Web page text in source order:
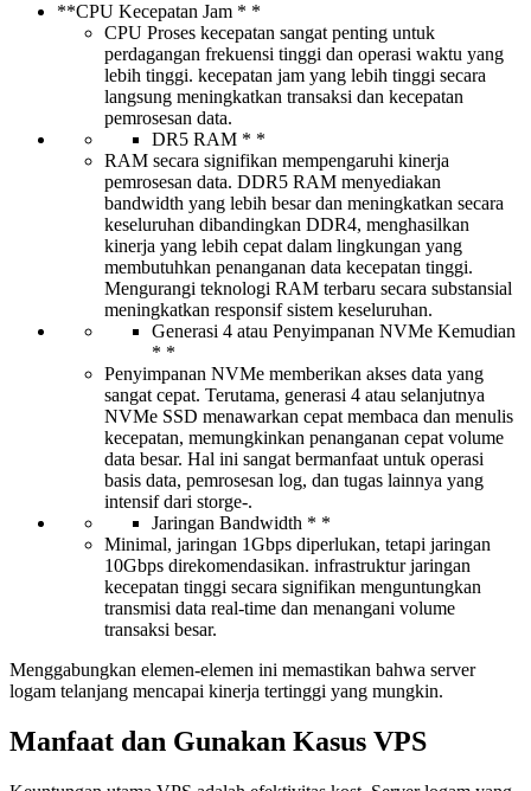
**CPU Kecepatan Jam * *
CPU Proses kecepatan sangat penting untuk
perdagangan frekuensi tinggi dan operasi waktu yang
lebih tinggi. kecepatan jam yang lebih tinggi secara
langsung meningkatkan transaksi dan kecepatan
pemrosesan data.
DR5 RAM * *
RAM secara signifikan mempengaruhi kinerja
pemrosesan data. DDR5 RAM menyediakan
bandwidth yang lebih besar dan meningkatkan secara
keseluruhan dibandingkan DDR4, menghasilkan
kinerja yang lebih cepat dalam lingkungan yang
membutuhkan penanganan data kecepatan tinggi.
Mengurangi teknologi RAM terbaru secara substansial
meningkatkan responsif sistem keseluruhan.
Generasi 4 atau Penyimpanan NVMe Kemudian
* *
Penyimpanan NVMe memberikan akses data yang
sangat cepat. Terutama, generasi 4 atau selanjutnya
NVMe SSD menawarkan cepat membaca dan menulis
kecepatan, memungkinkan penanganan cepat volume
data besar. Hal ini sangat bermanfaat untuk operasi
basis data, pemrosesan log, dan tugas lainnya yang
intensif dari storge-.
Jaringan Bandwidth * *
Minimal, jaringan 1Gbps diperlukan, tetapi jaringan
10Gbps direkomendasikan. infrastruktur jaringan
kecepatan tinggi secara signifikan menguntungkan
transmisi data real-time dan menangani volume
transaksi besar.
Menggabungkan elemen-elemen ini memastikan bahwa server
logam telanjang mencapai kinerja tertinggi yang mungkin.
Manfaat dan Gunakan Kasus VPS